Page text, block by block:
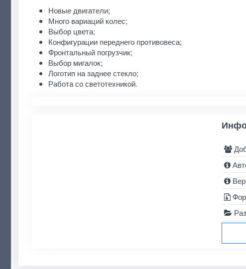
Новые двигатели;
Много вариаций колес;
Выбор цвета;
Конфигурации переднего противовеса;
Фронтальный погрузчик;
Выбор мигалок;
Логотип на заднее стекло;
Работа со светотехникой.